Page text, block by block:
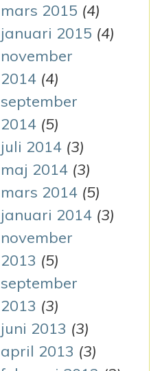
mars 2015 (4)
januari 2015 (4)
november
2014 (4)
september
2014 (5)
juli 2014 (3)
maj 2014 (3)
mars 2014 (5)
januari 2014 (3)
november
2013 (5)
september
2013 (3)
juni 2013 (3)
april 2013 (3)